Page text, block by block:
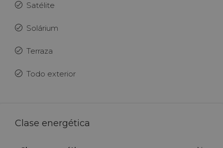
Satélite
Solárium
Terraza
Todo exterior
Clase energética